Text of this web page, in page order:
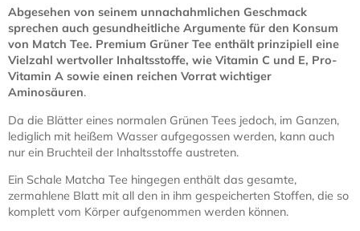
Abgesehen von seinem unnachahmlichen Geschmack
sprechen auch gesundheitliche Argumente für den Konsum
von Match Tee. Premium Grüner Tee enthält prinzipiell eine
Vielzahl wertvoller Inhaltsstoffe, wie Vitamin C und E, Pro-
Vitamin A sowie einen reichen Vorrat wichtiger
Aminosäuren.
Da die Blätter eines normalen Grünen Tees jedoch, im Ganzen,
lediglich mit heißem Wasser aufgegossen werden, kann auch
nur ein Bruchteil der Inhaltsstoffe austreten.
Ein Schale Matcha Tee hingegen enthält das gesamte,
zermahlene Blatt mit all den in ihm gespeicherten Stoffen, die so
komplett vom Körper aufgenommen werden können.